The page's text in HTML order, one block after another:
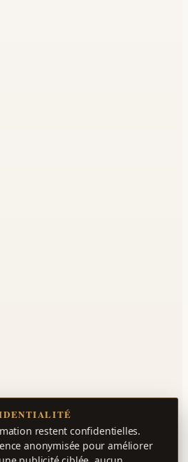
restent confidentielles.
anonymisée pour améliorer